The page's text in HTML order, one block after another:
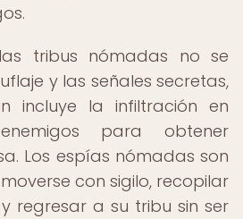
tribus nómadas no se
y las señales secretas,
incluye la infiltración en
para obtener
Los espías nómadas son
con sigilo, recopilar
regresar a su tribu sin ser